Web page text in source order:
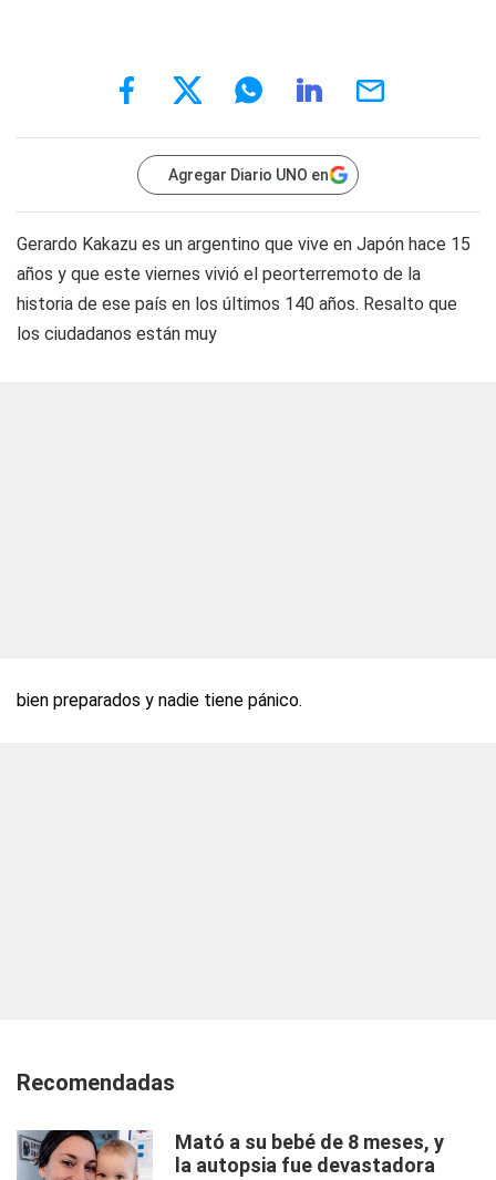
Agregar Diario UNO en
Gerardo Kakazu es un argentino que vive en Japón hace 15
años y que este viernes vivió el peorterremoto de la
historia de ese país en los últimos 140 años. Resalto que
los ciudadanos están muy
bien preparados y nadie tiene pánico.
Recomendadas
Mató a su bebé de 8 meses, y
la autopsia fue devastadora